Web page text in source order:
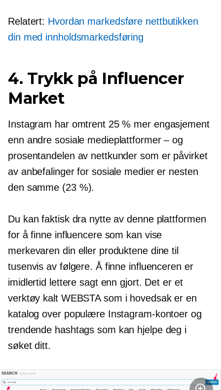
Relatert: Hvordan markedsføre nettbutikken
din med innholdsmarkedsføring
4. Trykk på Influencer
Market
Instagram har omtrent 25 % mer engasjement
enn andre sosiale medieplattformer – og
prosentandelen av nettkunder som er påvirket
av anbefalinger for sosiale medier er nesten
den samme (23 %).
Du kan faktisk dra nytte av denne plattformen
for å finne influencere som kan vise
merkevaren din eller produktene dine til
tusenvis av følgere. Å finne influenceren er
imidlertid lettere sagt enn gjort. Det er et
verktøy kalt WEBSTA som i hovedsak er en
katalog over populære Instagram-kontoer og
trendende hashtags som kan hjelpe deg i
søket ditt.